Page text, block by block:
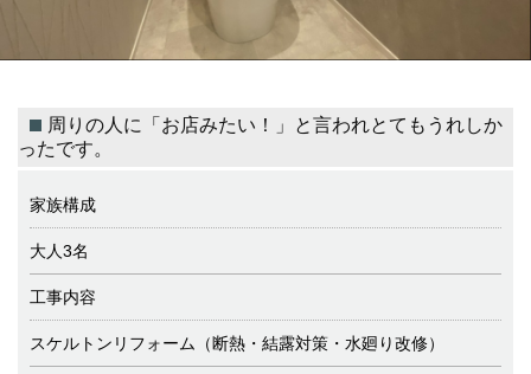
周りの人に「お店みたい！」と言われとてもうれしか
ったです。
家族構成
大人3名
工事内容
スケルトンリフォーム（断熱・結露対策・水廻り改修）